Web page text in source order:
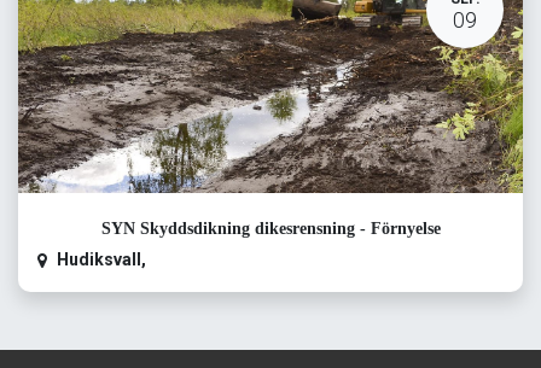
09
SYN Skyddsdikning dikesrensning - Förnyelse
Hudiksvall ,